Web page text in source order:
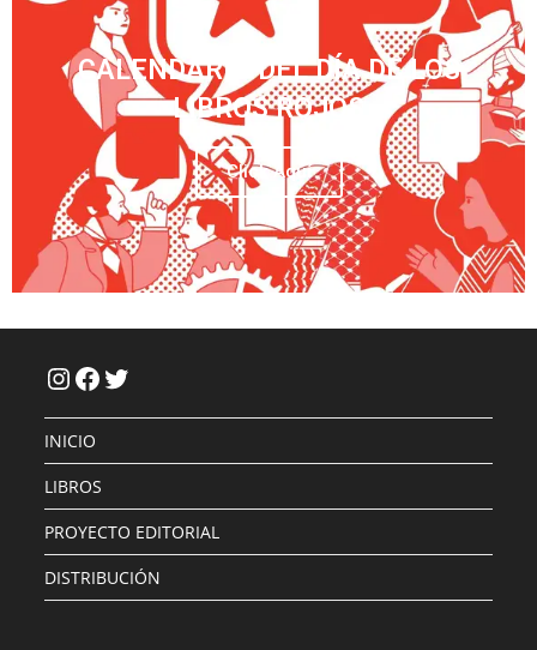
CALENDARIO DEL DÍA DE LOS
LIBROS ROJOS
Click Aquí
INICIO
LIBROS
PROYECTO EDITORIAL
DISTRIBUCIÓN